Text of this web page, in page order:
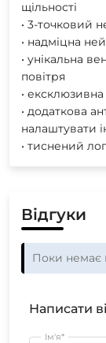
щільності
• 3-точковий
• надміцна
• унікальна
повітря
•
• додаткова
налаштувати
• тиснений
Відгуки
Поки немає
Написати
Ім'я*